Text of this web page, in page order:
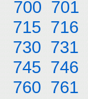
700 701
715 716
730 731
745 746
760 761